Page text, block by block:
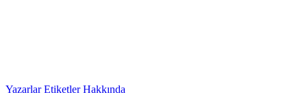
Yazarlar Etiketler Hakkında